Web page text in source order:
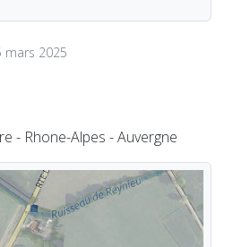
mars 2025
- Rhone-Alpes - Auvergne